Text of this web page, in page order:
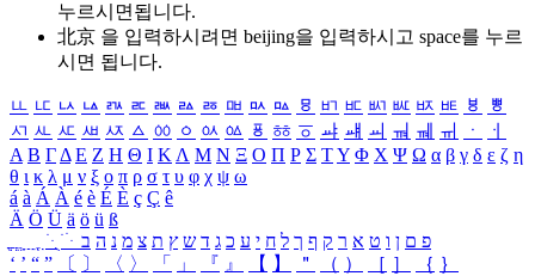
누르시면됩니다.
北京 을 입력하시려면 beijing을 입력하시고 space를 누르
시면 됩니다.
ㅥ ㅦ ㅧ ㅨ ㅩ ㅪ ㅫ ㅬ ㅭ ㅮ ㅯ ㅰ ㅱ ㅲ ㅳ ㅴ ㅵ ㅶ ㅷ ㅸ
ㅹ
ㅺ ㅻ ㅼ ㅽ ㅾ ㅿ ㆀ ㆁ ㆂ ㆃ ㆄ ㆅ ㆆ ㆇ ㆈ ㆉ ㆊ ㆋ ㆌ ㆍ
ㆎ
Α Β ΓΔ Ε Ζ Η Θ Ι ΚΛ Μ Ν Ξ Ο Π Ρ Σ ΤΥ Φ Χ Ψ Ω α β γ δ ε ζ η
θ ι κ λ μ ν ξ ο π ρ σ τ υ φ χ ψ ω
á à Á À é è É È ç Ç ê
Ä Ö Ü ä ö ü ß
ִֶֹ ֻּ ׁׂ פ ם ן ו ט א ר ק ף ך ל ח י ע כ ג ד ש ץ ת צ מ נ ה ב
‘ ’ “ ” 〔 〕 〈 〉 「 」 『 』 【 】 ＂ （ ） ［ ］ ｛ ｝